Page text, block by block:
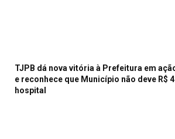
TJPB dá nova vitória à Prefeitura em
e reconhece que Município não deve R$
hospital